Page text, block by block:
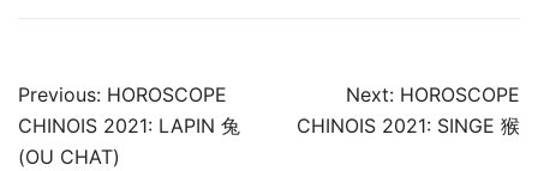
Navigation
de
l’article
Previous: HOROSCOPE
CHINOIS 2021: LAPIN 兔
(OU CHAT)
Next: HOROSCOPE
CHINOIS 2021: SINGE 猴